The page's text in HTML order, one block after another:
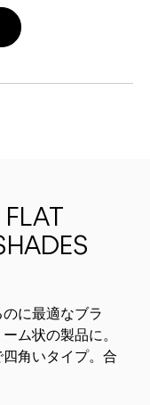
に最適なブラ
ム状の製品に。
角いタイプ。合